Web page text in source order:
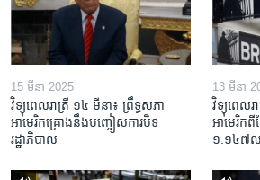
15 មីនា 2025
វិទ្យុពេលរាត្រី ១៤ មីនា៖ ព្រឹទ្ធសភា
អាមេរិកគ្រោងនឹងបញ្ចៀសការបិទ
រដ្ឋាភិបាល
13 មីនា
វិទ្យុពេល
អាមេរិក​
១.១៤៧​ល